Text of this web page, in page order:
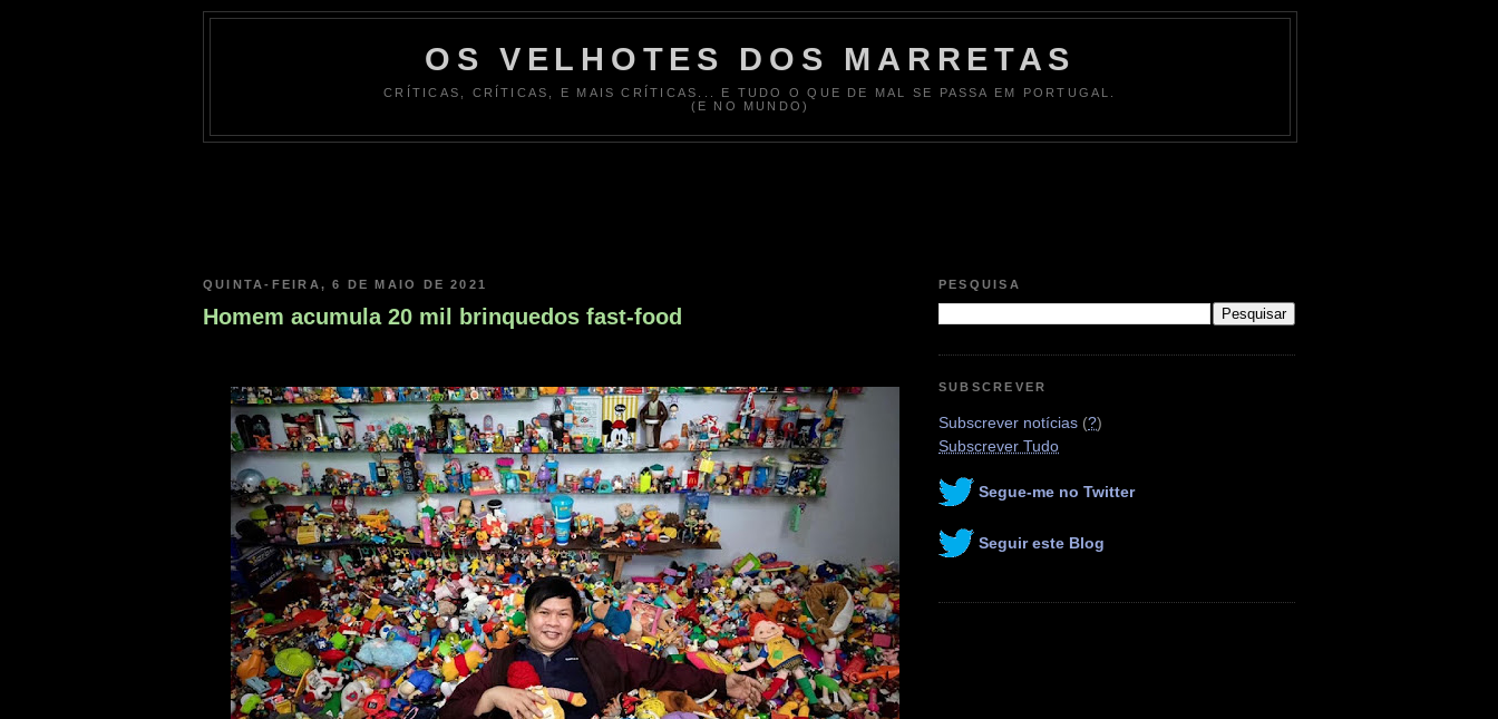
OS VELHOTES DOS MARRETAS
CRÍTICAS, CRÍTICAS, E MAIS CRÍTICAS... E TUDO O QUE DE MAL SE PASSA EM PORTUGAL.
(E NO MUNDO)
QUINTA-FEIRA, 6 DE MAIO DE 2021
Homem acumula 20 mil brinquedos fast-food
PESQUISA
SUBSCREVER
Subscrever notícias (?)
Subscrever Tudo
Segue-me no Twitter
Seguir este Blog